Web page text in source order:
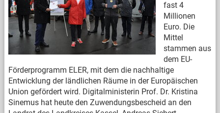
fast 4
Millionen
Euro. Die
Mittel
stammen aus
dem EU-
Förderprogramm ELER, mit dem die nachhaltige
Entwicklung der ländlichen Räume in der Europäischen
Union gefördert wird. Digitalministerin Prof. Dr. Kristina
Sinemus hat heute den Zuwendungsbescheid an den